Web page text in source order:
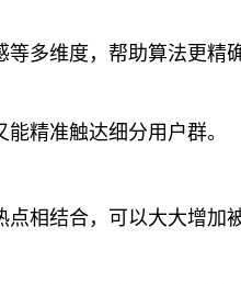
多维度，帮助算法更精
精准触达细分用户群。
相结合，可以大大增加